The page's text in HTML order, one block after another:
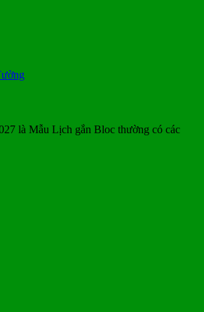
là Mẫu Lịch gắn Bloc thường có các